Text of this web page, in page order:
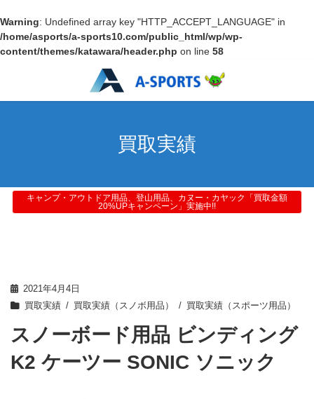
Warning: Undefined array key "HTTP_ACCEPT_LANGUAGE" in
/home/asports/a-sports10.com/public_html/wp/wp-
content/themes/katawara/header.php on line 58
買取実績
キャンプ・アウトドア用品、登山用品、カヌー・カヤック「買取金額
20%UPキャンペーン」実施中!!
2021年4月4日
買取実績
買取実績（スノボ用品） 買取実績（スポーツ用品）
スノーボード用品 ビンディング
K2 ケーツー SONIC ソニック